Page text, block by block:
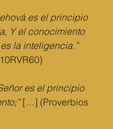
es el principio
Y el conocimiento
la inteligencia.”
es el principio
[…] (Proverbios